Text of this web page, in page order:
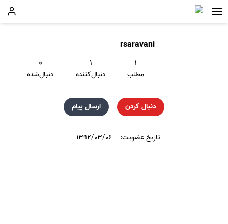
rsaravani
۱
مطلب
۱
دنبال‌کننده
۰
دنبال‌شده
دنبال کردن ارسال پیام
تاریخ عضویت: ۱۳۹۲/۰۳/۰۶